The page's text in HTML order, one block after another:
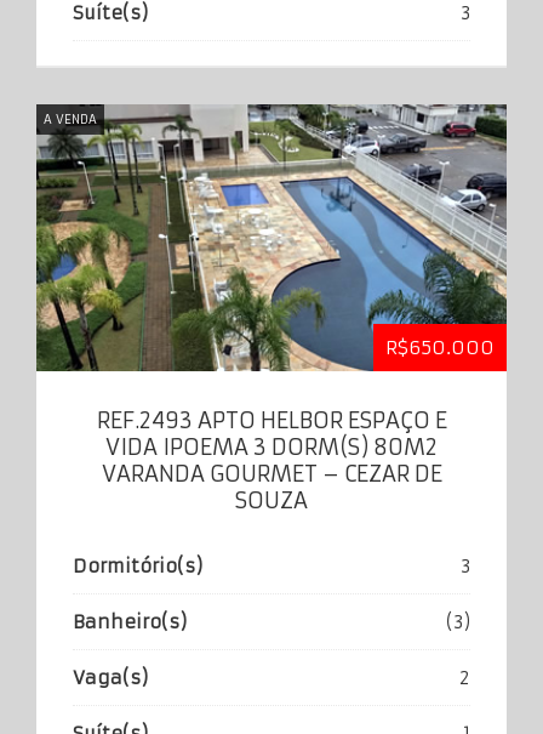
Suíte(s) 3
R$650.000
A VENDA
REF.2493 APTO HELBOR ESPAÇO E
VIDA IPOEMA 3 DORM(S) 80M2
VARANDA GOURMET – CEZAR DE
SOUZA
Dormitório(s) 3
Banheiro(s) (3)
Vaga(s) 2